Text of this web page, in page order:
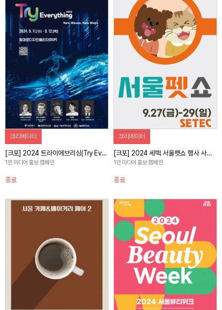
자세히 보기
크리에이터
[크포] 2024 트라이에브리싱(Try Everything) 행사 스케치
1인 미디어 홍보 캠페인
종료
자세히 보기
크리에이터
[크포] 2024 세텍 서울펫쇼 행사 사전홍보 캠페인
1인 미디어 홍보 캠페인
종료
자세히 보기 자세히 보기